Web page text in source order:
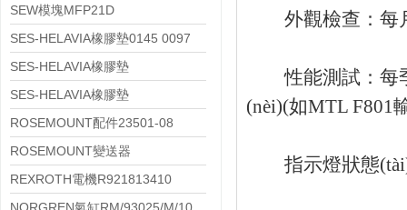
SEW模塊MFP21D
SES-HELAVIA橡膠墊0145 0097
010
SES-HELAVIA橡膠墊
0145 0024 010
SES-HELAVIA橡膠墊
0145 0023 010
ROSEMOUNT配件23501-08
ROSEMOUNT變送器
644HAE5J2M5T1
REXROTH電機R921813410
外觀檢查：每月
性能測試：每季
(nèi)(如MTL F801
指示燈狀態